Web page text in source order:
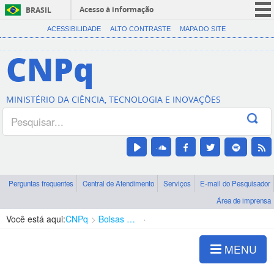
BRASIL
Acesso à informação
CORONAVÍRUS (COVID-19)
Canais
ACESSIBILIDADE ALTO CONTRASTE MAPA DO SITE
CNPq
MINISTÉRIO DA CIÊNCIA, TECNOLOGIA E INOVAÇÕES
Perguntas frequentes Central de Atendimento Serviços
E-mail do Pesquisador
Área de imprensa
Você está aqui:CNPq Bolsas e Auxílios Vigentes
MENU